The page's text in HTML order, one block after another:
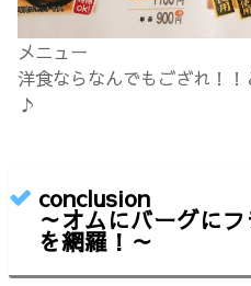
メニュー
洋食ならなんでもござれ！
♪
conclusion
～オムにバーグに
を網羅！～